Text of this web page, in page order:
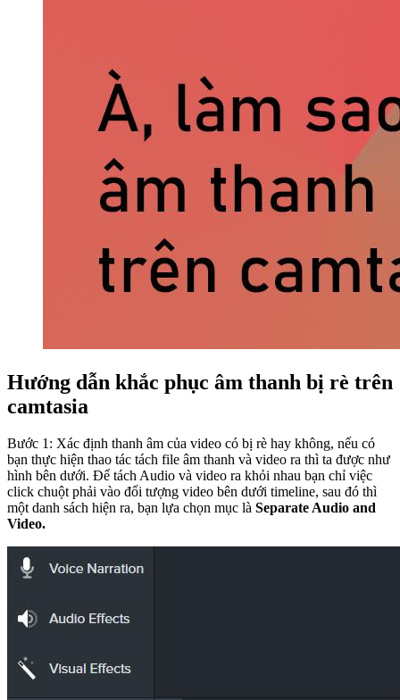
Hướng dẫn khắc phục âm thanh bị rè trên
camtasia
Bước 1: Xác định thanh âm của video có bị rè hay không, nếu có
bạn thực hiện thao tác tách file âm thanh và video ra thì ta được như
hình bên dưới. Để tách Audio và video ra khỏi nhau bạn chỉ việc
click chuột phải vào đối tượng video bên dưới timeline, sau đó thì
một danh sách hiện ra, bạn lựa chọn mục là Separate Audio and
Video.